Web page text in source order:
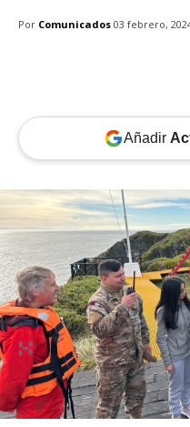
Por Comunicados 03 febrero,
Añadir